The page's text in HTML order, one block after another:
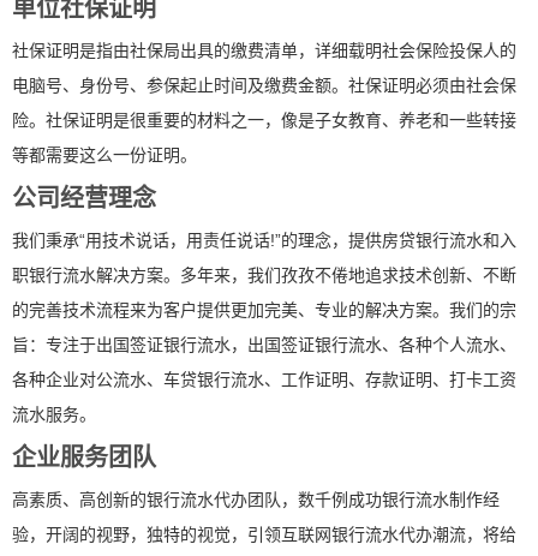
单位社保证明
社保证明是指由社保局出具的缴费清单，详细载明社会保险投保人的
电脑号、身份号、参保起止时间及缴费金额。社保证明必须由社会保
险。社保证明是很重要的材料之一，像是子女教育、养老和一些转接
等都需要这么一份证明。
公司经营理念
我们秉承“用技术说话，用责任说话!”的理念，提供房贷银行流水和入
职银行流水解决方案。多年来，我们孜孜不倦地追求技术创新、不断
的完善技术流程来为客户提供更加完美、专业的解决方案。我们的宗
旨：专注于出国签证银行流水，出国签证银行流水、各种个人流水、
各种企业对公流水、车贷银行流水、工作证明、存款证明、打卡工资
流水服务。
企业服务团队
高素质、高创新的银行流水代办团队，数千例成功银行流水制作经
验，开阔的视野，独特的视觉，引领互联网银行流水代办潮流，将给